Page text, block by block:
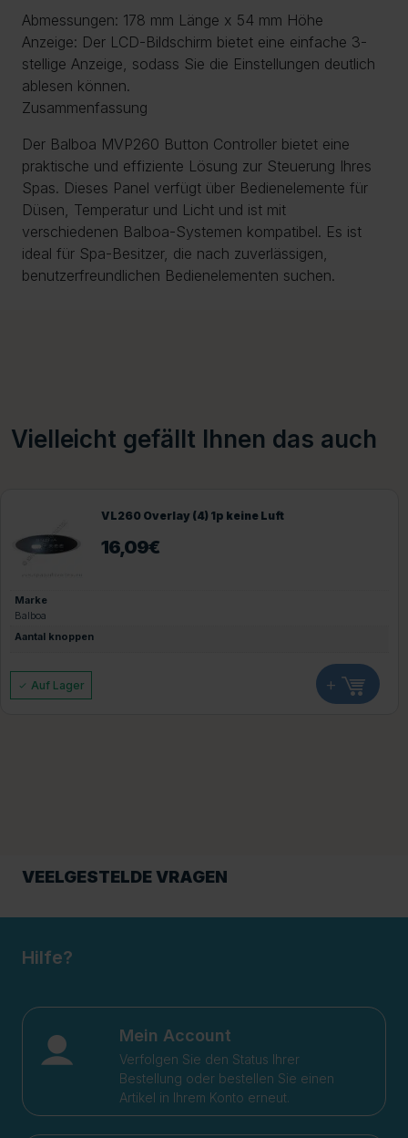
Abmessungen: 178 mm Länge x 54 mm Höhe
Anzeige: Der LCD-Bildschirm bietet eine einfache 3-
stellige Anzeige, sodass Sie die Einstellungen deutlich
ablesen können.
Zusammenfassung
Der Balboa MVP260 Button Controller bietet eine
praktische und effiziente Lösung zur Steuerung Ihres
Spas. Dieses Panel verfügt über Bedienelemente für
Düsen, Temperatur und Licht und ist mit
verschiedenen Balboa-Systemen kompatibel. Es ist
ideal für Spa-Besitzer, die nach zuverlässigen,
benutzerfreundlichen Bedienelementen suchen.
Vielleicht gefällt Ihnen das auch
VL260 Overlay (4) 1p keine Luft
16,09€
Marke
Balboa
Aantal knoppen
Auf Lager +
VEELGESTELDE VRAGEN
Hilfe?
Mein Account
Verfolgen Sie den Status Ihrer
Bestellung oder bestellen Sie einen
Artikel in Ihrem Konto erneut.